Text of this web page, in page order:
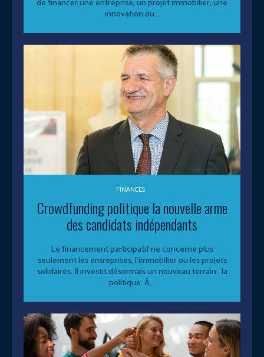
de financer une entreprise, un projet immobilier, une
innovation ou...
FINANCES
Crowdfunding politique la nouvelle arme
des candidats indépendants
Le financement participatif ne concerne plus
seulement les entreprises, l’immobilier ou les projets
solidaires. Il investit désormais un nouveau terrain : la
politique. À...